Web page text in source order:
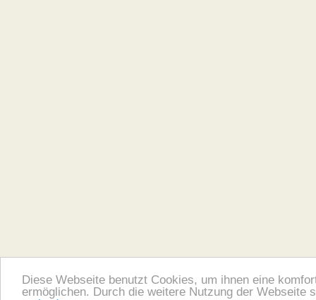
Diese Webseite benutzt Cookies, um ihnen eine
ermöglichen. Durch die weitere Nutzung der Webseite